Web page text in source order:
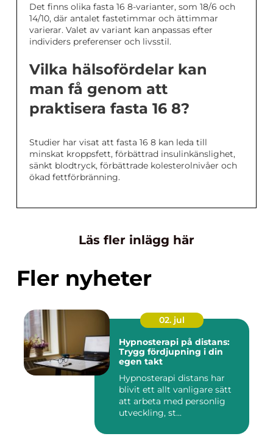
Det finns olika fasta 16 8-varianter, som 18/6 och
14/10, där antalet fastetimmar och ättimmar
varierar. Valet av variant kan anpassas efter
individers preferenser och livsstil.
Vilka hälsofördelar kan
man få genom att
praktisera fasta 16 8?
Studier har visat att fasta 16 8 kan leda till
minskat kroppsfett, förbättrad insulinkänslighet,
sänkt blodtryck, förbättrade kolesterolnivåer och
ökad fettförbränning.
Läs fler inlägg här
Fler nyheter
02. jul
Hypnosterapi på distans:
Trygg fördjupning i din
egen takt
Hypnosterapi distans har
blivit ett allt vanligare sätt
att arbeta med personlig
utveckling, st...